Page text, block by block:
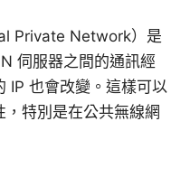
Private Network）是
伺服器之間的通訊經
IP 也會改變。這樣可以
特別是在公共無線網